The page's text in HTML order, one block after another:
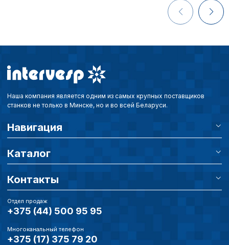
Наша компания является одним из самых крупных поставщиков
станков не только в Минске, но и во всей Беларуси.
Навигация
Каталог
Контакты
Отдел продаж
+375 (44) 500 95 95
Многоканальный телефон
+375 (17) 375 79 20
согласие) в любое
путем перехода по
верхней части
Перед тем как
параметров
описание и сроки
Технические
cookie-файлы